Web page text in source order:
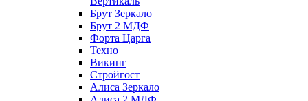
Брут Зеркало
Брут 2 МДФ
Форта Царга
Техно
Викинг
Стройгост
Алиса Зеркало